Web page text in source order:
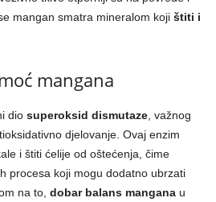
mangan smatra mineralom koji štiti i
mangana
dio superoksid dismutaze , važnog
djelovanje. Ovaj enzim
i štiti ćelije od oštećenja, čime
procesa koji mogu dodatno ubrzati
na to, dobar balans mangana u